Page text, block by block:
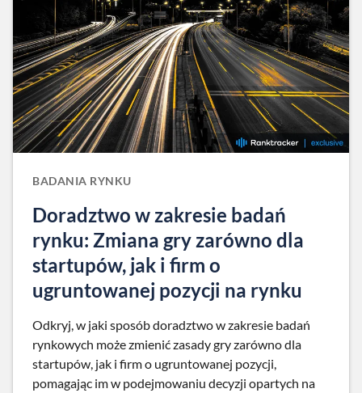
BADANIA RYNKU
Doradztwo w zakresie badań
rynku: Zmiana gry zarówno dla
startupów, jak i firm o
ugruntowanej pozycji na rynku
Odkryj, w jaki sposób doradztwo w zakresie badań
rynkowych może zmienić zasady gry zarówno dla
startupów, jak i firm o ugruntowanej pozycji,
pomagając im w podejmowaniu decyzji opartych na